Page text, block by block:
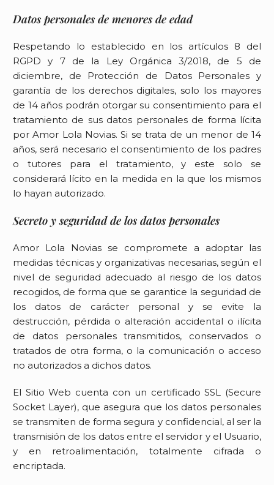
Datos personales de menores de edad
Respetando lo establecido en los artículos 8 del
RGPD y 7 de la Ley Orgánica 3/2018, de 5 de
diciembre, de Protección de Datos Personales y
garantía de los derechos digitales, solo los mayores
de 14 años podrán otorgar su consentimiento para el
tratamiento de sus datos personales de forma lícita
porAmor Lola Novias. Si se trata de un menor de 14
años, será necesario el consentimiento de los padres
o tutores para el tratamiento, y este solo se
considerará lícito en la medida en la que los mismos
lo hayan autorizado.
Secreto y seguridad de los datos personales
Amor Lola Noviasse compromete a adoptar las
medidas técnicas y organizativas necesarias, según el
nivel de seguridad adecuado al riesgo de los datos
recogidos, de forma que se garantice la seguridad de
los datos de carácter personal y se evite la
destrucción, pérdida o alteración accidental o ilícita
de datos personales transmitidos, conservados o
tratados de otra forma, o la comunicación o acceso
no autorizados a dichos datos.
El Sitio Web cuenta con un certificado SSL (Secure
Socket Layer), que asegura que los datos personales
se transmiten de forma segura y confidencial, al ser la
transmisión de los datos entre el servidor y el Usuario,
y en retroalimentación, totalmente cifrada o
encriptada.